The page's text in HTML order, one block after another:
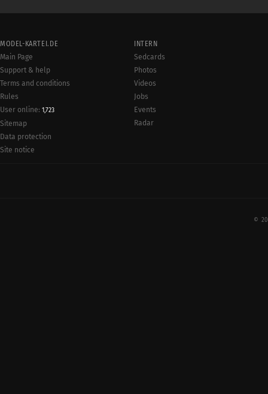
MODEL-KARTEI.DE
Main Page
Support & help
Terms and conditions
Rules
User online: 1,723
Sitemap
Data protection
Site notice
INTERN
Sedcards
Photos
Videos
Jobs
Events
Radar
©